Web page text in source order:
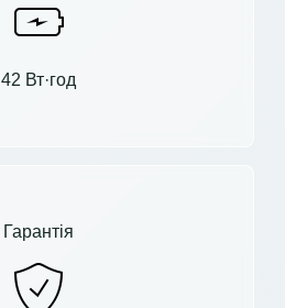
42 Вт·год
Гарантія